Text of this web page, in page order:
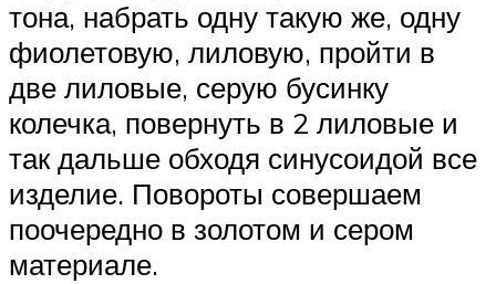
тона, набрать одну такую же, одну
фиолетовую, лиловую, пройти в
две лиловые, серую бусинку
колечка, повернуть в 2 лиловые и
так дальше обходя синусоидой все
изделие. Повороты совершаем
поочередно в золотом и сером
материале.